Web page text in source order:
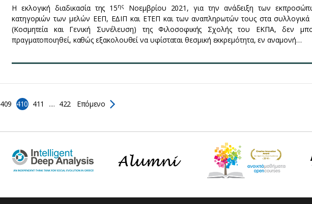
Η εκλογική διαδικασία της 15ης
Νοεμβρίου 2021, για την ανάδειξη των
κατηγοριών των μελών ΕΕΠ, ΕΔΙΠ και ΕΤΕΠ και των αναπληρωτών τους στα συλλογικά
(Κοσμητεία και Γενική Συνέλευση) της Φιλοσοφικής Σχολής του ΕΚΠΑ, δεν
πραγματοποιηθεί, καθώς εξακολουθεί να υφίσταται θεσμική εκκρεμότητα, εν αναμονή…
409 410 411 .... 422 Επόμενο